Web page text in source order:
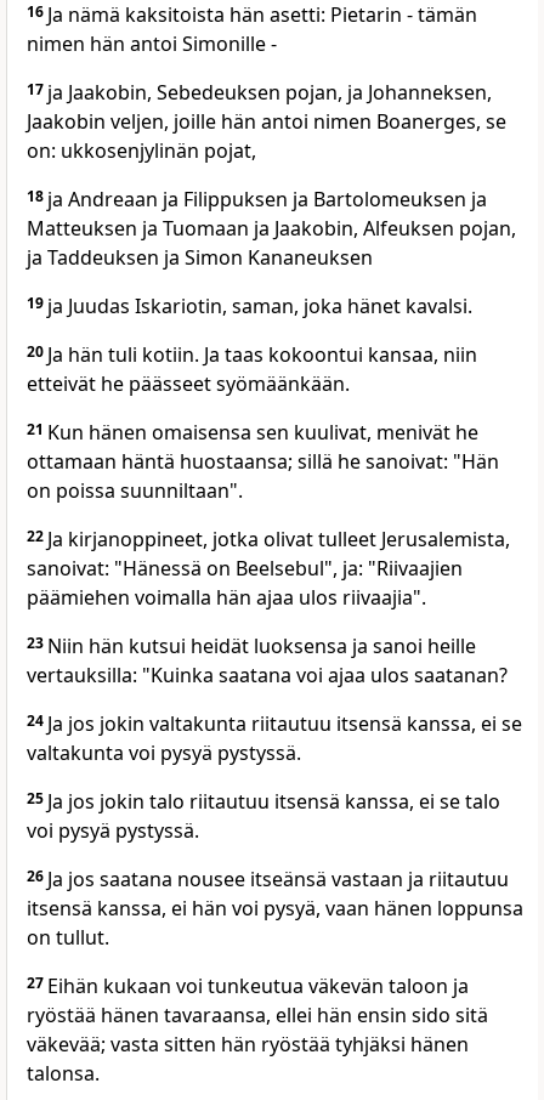
16 Ja nämä kaksitoista hän asetti: Pietarin - tämän
nimen hän antoi Simonille -
17 ja Jaakobin, Sebedeuksen pojan, ja Johanneksen,
Jaakobin veljen, joille hän antoi nimen Boanerges, se
on: ukkosenjylinän pojat,
18 ja Andreaan ja Filippuksen ja Bartolomeuksen ja
Matteuksen ja Tuomaan ja Jaakobin, Alfeuksen pojan,
ja Taddeuksen ja Simon Kananeuksen
19 ja Juudas Iskariotin, saman, joka hänet kavalsi.
20 Ja hän tuli kotiin. Ja taas kokoontui kansaa, niin
etteivät he päässeet syömäänkään.
21 Kun hänen omaisensa sen kuulivat, menivät he
ottamaan häntä huostaansa; sillä he sanoivat: "Hän
on poissa suunniltaan".
22 Ja kirjanoppineet, jotka olivat tulleet Jerusalemista,
sanoivat: "Hänessä on Beelsebul", ja: "Riivaajien
päämiehen voimalla hän ajaa ulos riivaajia".
23 Niin hän kutsui heidät luoksensa ja sanoi heille
vertauksilla: "Kuinka saatana voi ajaa ulos saatanan?
24 Ja jos jokin valtakunta riitautuu itsensä kanssa, ei se
valtakunta voi pysyä pystyssä.
25 Ja jos jokin talo riitautuu itsensä kanssa, ei se talo
voi pysyä pystyssä.
26 Ja jos saatana nousee itseänsä vastaan ja riitautuu
itsensä kanssa, ei hän voi pysyä, vaan hänen loppunsa
on tullut.
27 Eihän kukaan voi tunkeutua väkevän taloon ja
ryöstää hänen tavaraansa, ellei hän ensin sido sitä
väkevää; vasta sitten hän ryöstää tyhjäksi hänen
talonsa.